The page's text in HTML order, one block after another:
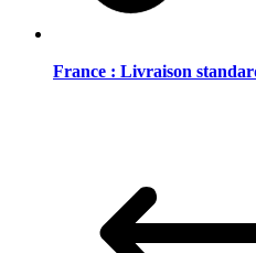
France : Livraison